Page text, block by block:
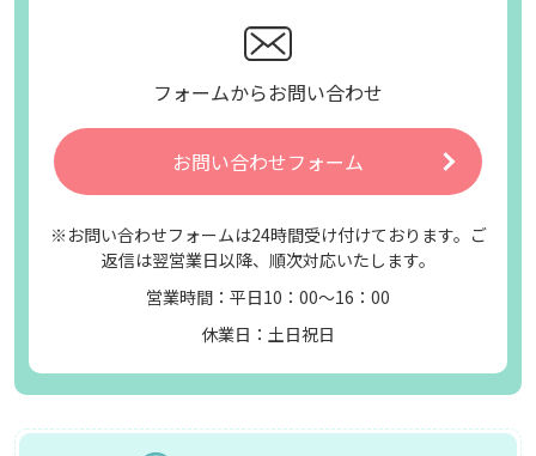
フォームからお問い合わせ
お問い合わせフォーム
※お問い合わせフォームは24時間受け付けております。ご
返信は翌営業日以降、順次対応いたします。
営業時間：平日10：00～16：00
休業日：土日祝日